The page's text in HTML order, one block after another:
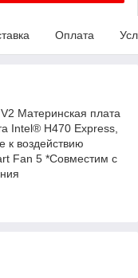
Оплата
Материнская плата
Intel® H470 Express,
к воздействию
Fan 5 *Совместим с